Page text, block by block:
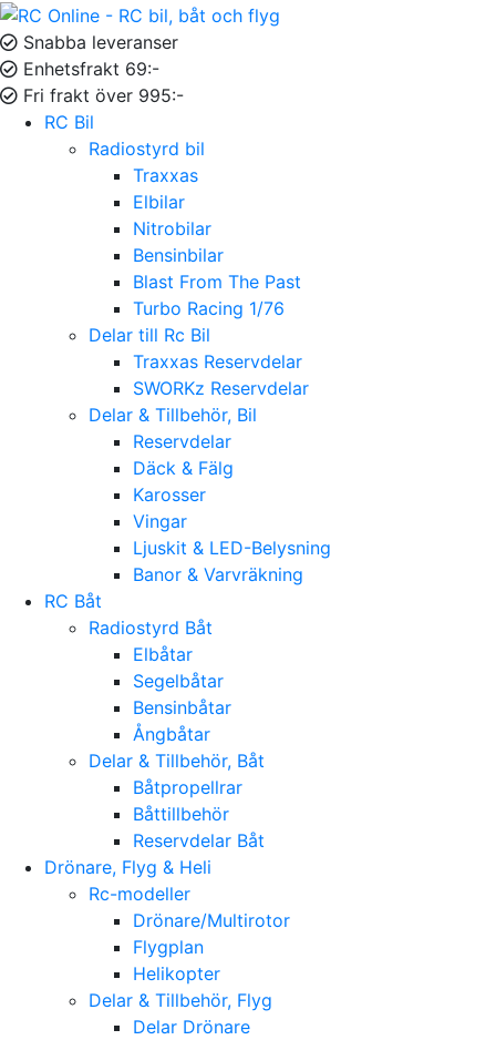
Snabba leveranser
Enhetsfrakt 69:-
Fri frakt över 995:-
RC Bil
Radiostyrd bil
Traxxas
Elbilar
Nitrobilar
Bensinbilar
Blast From The Past
Turbo Racing 1/76
Delar till Rc Bil
Traxxas Reservdelar
SWORKz Reservdelar
Delar & Tillbehör, Bil
Reservdelar
Däck & Fälg
Karosser
Vingar
Ljuskit & LED-Belysning
Banor & Varvräkning
RC Båt
Radiostyrd Båt
Elbåtar
Segelbåtar
Bensinbåtar
Ångbåtar
Delar & Tillbehör, Båt
Båtpropellrar
Båttillbehör
Reservdelar Båt
Drönare, Flyg & Heli
Rc-modeller
Drönare/Multirotor
Flygplan
Helikopter
Delar & Tillbehör, Flyg
Delar Drönare